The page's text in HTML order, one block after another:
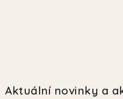
Aktuální novinky a